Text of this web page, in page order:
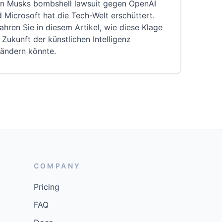
Musks bombshell lawsuit gegen OpenAI
Microsoft hat die Tech-Welt erschüttert.
Sie in diesem Artikel, wie diese Klage
Zukunft der künstlichen Intelligenz
könnte.
COMPANY
Pricing
FAQ